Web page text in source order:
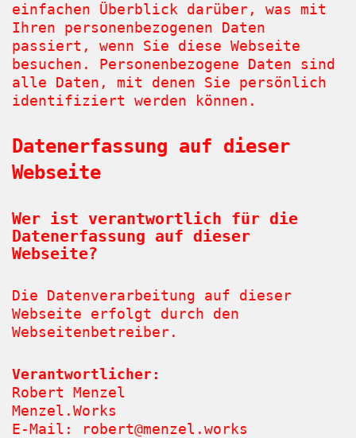
einfachen Überblick darüber, was mit
Ihren personenbezogenen Daten
passiert, wenn Sie diese Webseite
besuchen. Personenbezogene Daten sind
alle Daten, mit denen Sie persönlich
identifiziert werden können.
Datenerfassung auf dieser
Webseite
Wer ist verantwortlich für die
Datenerfassung auf dieser
Webseite?
Die Datenverarbeitung auf dieser
Webseite erfolgt durch den
Webseitenbetreiber.
Verantwortlicher:
Robert Menzel
Menzel.Works
E-Mail: robert@menzel.works